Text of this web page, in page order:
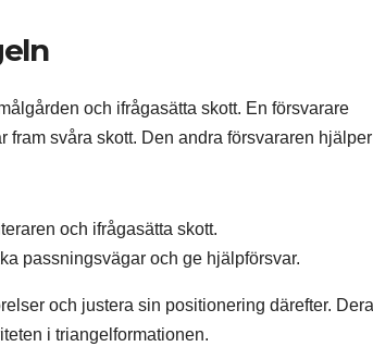
och ifrågasätta skott. En försvarare
svåra skott. Den andra försvararen hjälper
och ifrågasätta skott.
passningsvägar och ge hjälpförsvar.
och justera sin positionering därefter.
i triangelformationen.